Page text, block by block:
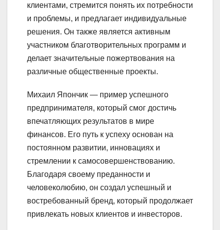
клиентами, стремится понять их потребности
и проблемы, и предлагает индивидуальные
решения. Он также является активным
участником благотворительных программ и
делает значительные пожертвования на
различные общественные проекты.
Михаил Япончик — пример успешного
предпринимателя, который смог достичь
впечатляющих результатов в мире
финансов. Его путь к успеху основан на
постоянном развитии, инновациях и
стремлении к самосовершенствованию.
Благодаря своему преданности и
человеколюбию, он создал успешный и
востребованный бренд, который продолжает
привлекать новых клиентов и инвесторов.